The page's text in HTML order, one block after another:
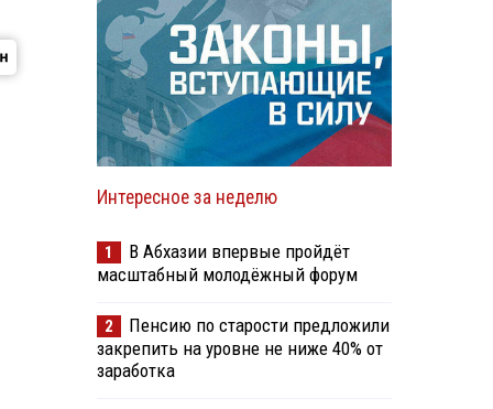
Интересное за неделю
1
В Абхазии впервые пройдёт
масштабный молодёжный форум
2
Пенсию по старости предложили
закрепить на уровне не ниже 40% от
заработка